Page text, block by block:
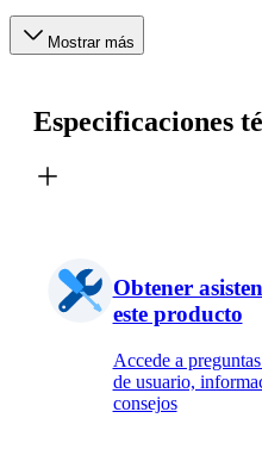
Mostrar más
Especificaciones
Obtener
este producto
Accede a
de usuario,
consejos